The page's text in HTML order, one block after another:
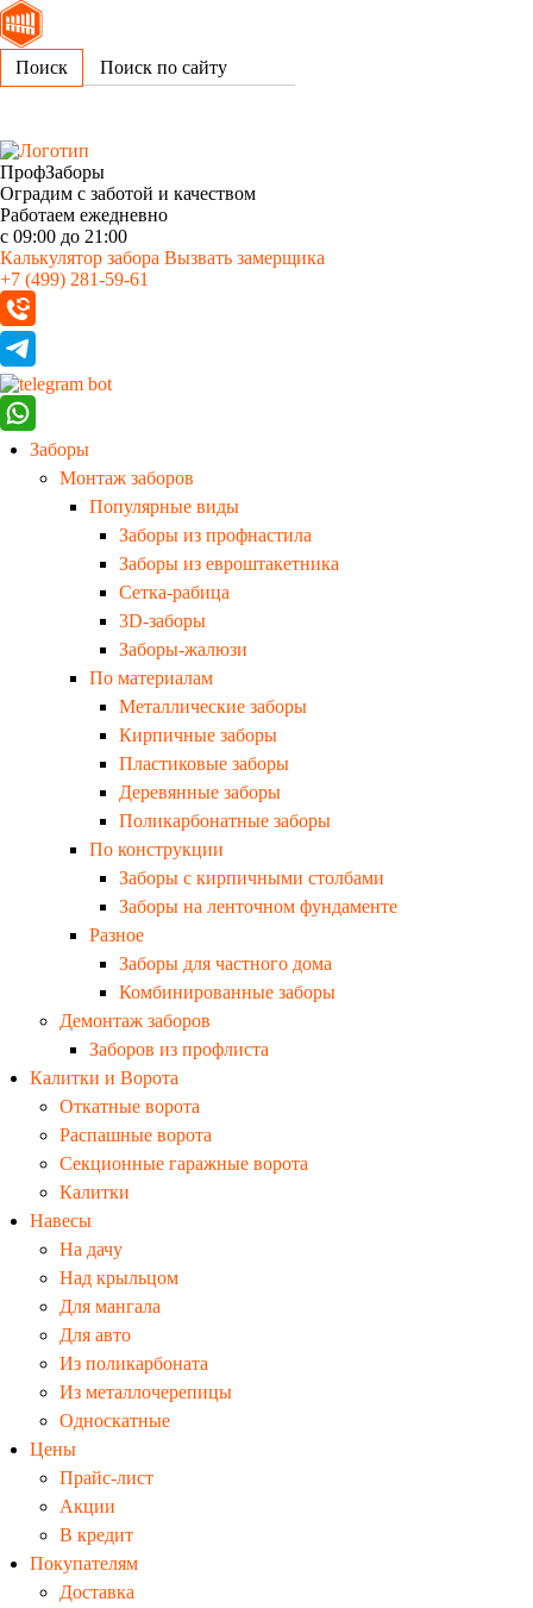
Поиск
ПрофЗаборы
Оградим с заботой и качеством
Работаем ежедневно
с 09:00 до 21:00
Калькулятор забора Вызвать замерщика
+7 (499) 281-59-61
Заборы
Монтаж заборов
Популярные виды
Заборы из профнастила
Заборы из евроштакетника
Сетка-рабица
3D-заборы
Заборы-жалюзи
По материалам
Металлические заборы
Кирпичные заборы
Пластиковые заборы
Деревянные заборы
Поликарбонатные заборы
По конструкции
Заборы с кирпичными столбами
Заборы на ленточном фундаменте
Разное
Заборы для частного дома
Комбинированные заборы
Демонтаж заборов
Заборов из профлиста
Калитки и Ворота
Откатные ворота
Распашные ворота
Секционные гаражные ворота
Калитки
Навесы
На дачу
Над крыльцом
Для мангала
Для авто
Из поликарбоната
Из металлочерепицы
Односкатные
Цены
Прайс-лист
Акции
В кредит
Покупателям
Доставка